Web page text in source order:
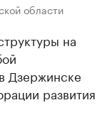
области
на
Дзержинске
развития